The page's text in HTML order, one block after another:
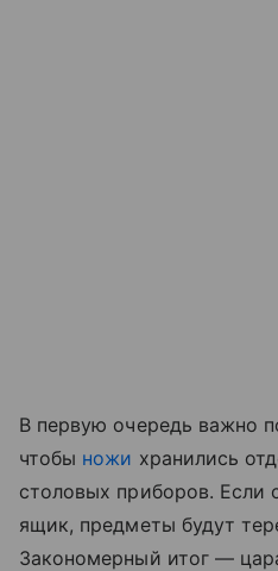
В первую очередь важно
чтобы ножи хранились
столовых приборов. Если
ящик, предметы будут
Закономерный итог —